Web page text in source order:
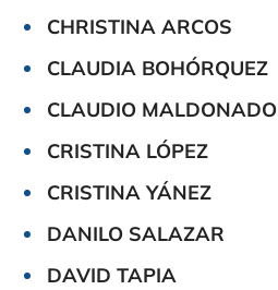
CHRISTINA ARCOS
CLAUDIA BOHÓRQUEZ
CLAUDIO MALDONADO
CRISTINA LÓPEZ
CRISTINA YÁNEZ
DANILO SALAZAR
DAVID TAPIA